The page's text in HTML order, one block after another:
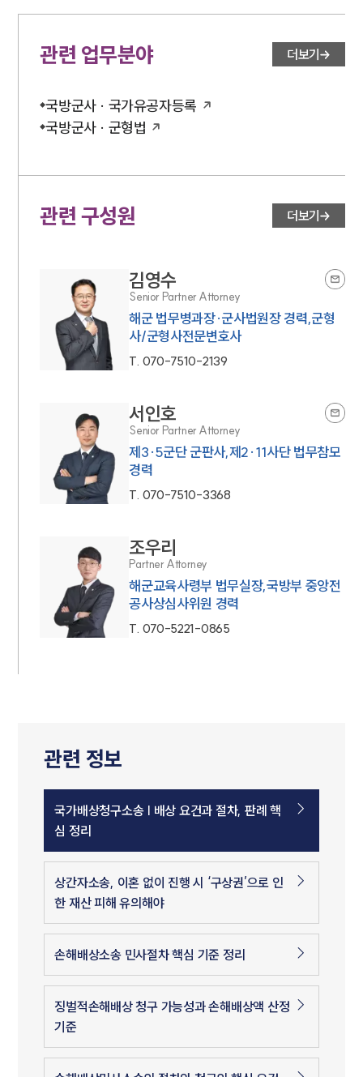
관련 업무분야 더보기
국방군사 · 국가유공자등록
국방군사 · 군형법
관련 구성원 더보기
김영수
Senior Partner Attorney
해군 법무병과장·군사법원장 경력,군형
사/군형사전문변호사
T. 070-7510-2139
서인호
Senior Partner Attorney
제3·5군단 군판사,제2·11사단 법무참모
경력
T. 070-7510-3368
조우리
Partner Attorney
해군교육사령부 법무실장,국방부 중앙전
공사상심사위원 경력
T. 070-5221-0865
관련 정보
국가배상청구소송 | 배상 요건과 절차, 판례 핵
심 정리
상간자소송, 이혼 없이 진행 시 ‘구상권’으로 인
한 재산 피해 유의해야
손해배상소송 민사절차 핵심 기준 정리
징벌적손해배상 청구 가능성과 손해배상액 산정
기준